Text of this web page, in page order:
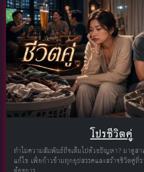
โปรชีวิตคู่
ทำไมความสัมพันธ์ถึงเต็มไปด้วยปัญหา? มาดูส
แก้ไข เพื่อก้าวข้ามทุกอุปสรรคและสร้างชีวิตคู่ที่